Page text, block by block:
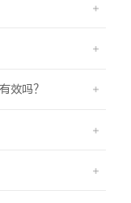
效吗？